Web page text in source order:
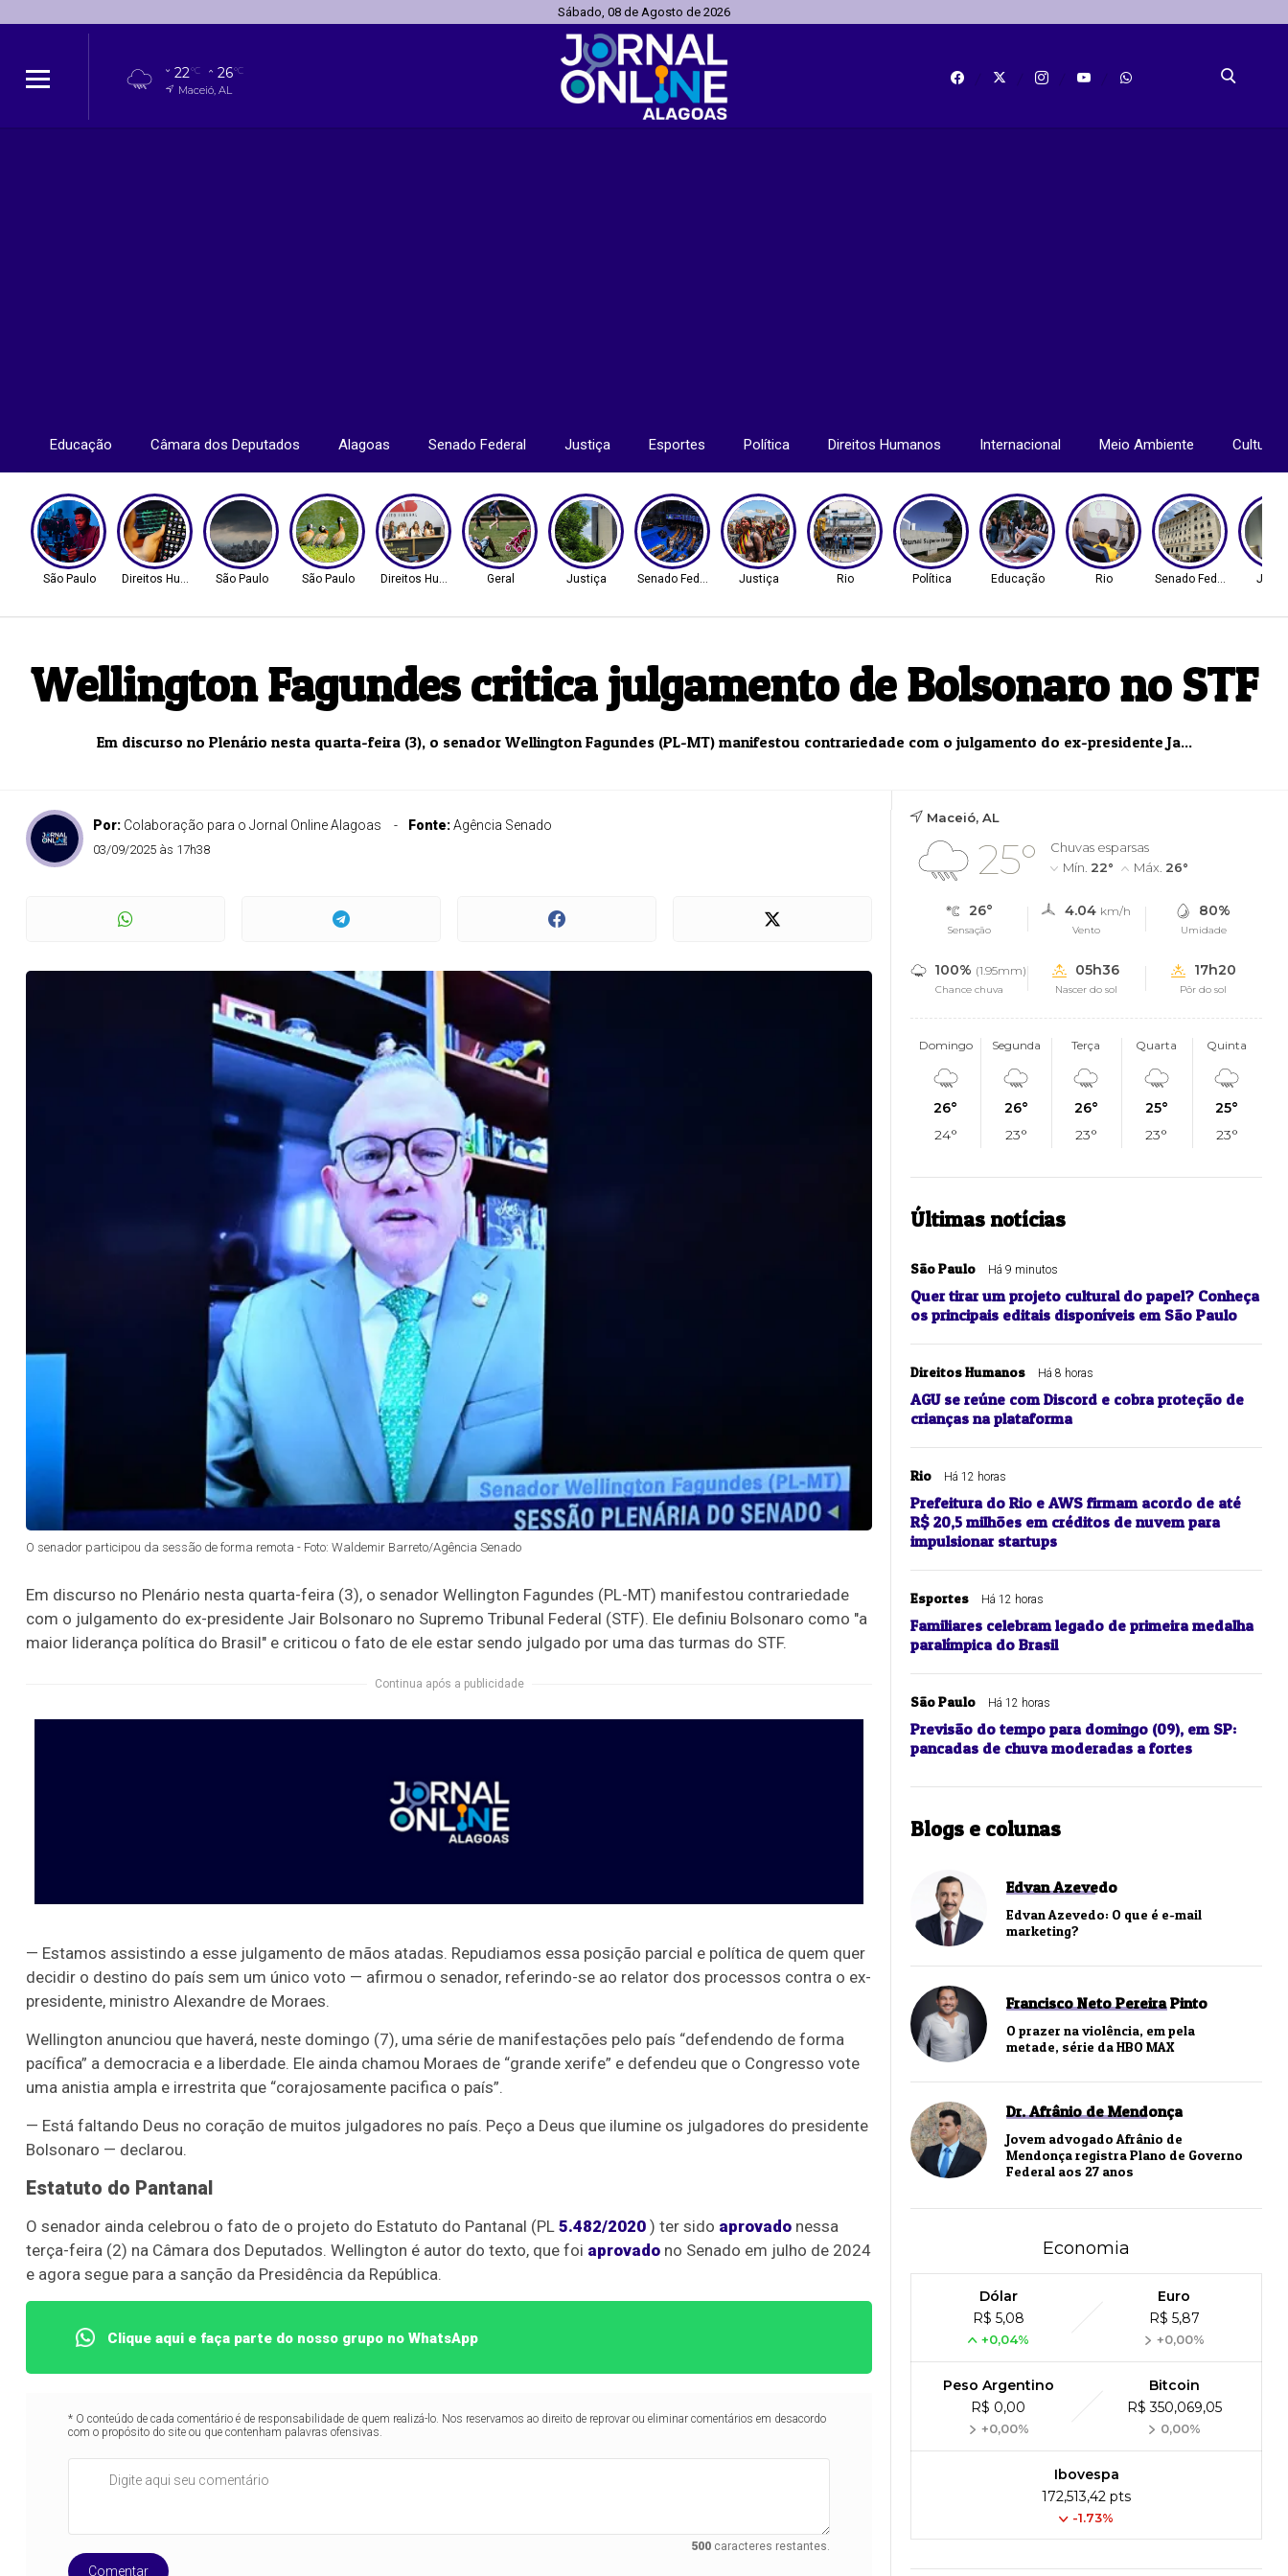
Sábado, 08 de Agosto de 2026
22°C 26°C
Maceió, AL
Educação Câmara dos Deputados Alagoas Senado Federal Justiça Esportes Política Direitos Humanos Internacional Meio Ambiente Cultura
São Paulo Direitos HumanosSão Paulo São Paulo Direitos Humanos Geral Justiça Senado Federal Justiça Rio Política Educação Rio Senado Federal
Wellington Fagundes critica julgamento de Bolsonaro no STF
Em discurso no Plenário nesta quarta-feira (3), o senador Wellington Fagundes (PL-MT) manifestou contrariedade com o julgamento do ex-presidente Ja...
Por: Colaboração para o Jornal Online Alagoas Fonte:Agência Senado
03/09/2025 às 17h38
O senador participou da sessão de forma remota - Foto: Waldemir Barreto/Agência Senado
Em discurso no Plenário nesta quarta-feira (3), o senador Wellington Fagundes (PL-MT) manifestou contrariedade
com o julgamento do ex-presidente Jair Bolsonaro no Supremo Tribunal Federal (STF). Ele definiu Bolsonaro como "a
maior liderança política do Brasil" e criticou o fato de ele estar sendo julgado por uma das turmas do STF.
Continua após a publicidade
— Estamos assistindo a esse julgamento de mãos atadas. Repudiamos essa posição parcial e política de quem quer
decidir o destino do país sem um único voto — afirmou o senador, referindo-se ao relator dos processos contra o ex-
presidente, ministro Alexandre de Moraes.
Wellington anunciou que haverá, neste domingo (7), uma série de manifestações pelo país “defendendo de forma
pacífica” a democracia e a liberdade. Ele ainda chamou Moraes de “grande xerife” e defendeu que o Congresso vote
uma anistia ampla e irrestrita que “corajosamente pacifica o país”.
— Está faltando Deus no coração de muitos julgadores no país. Peço a Deus que ilumine os julgadores do presidente
Bolsonaro — declarou.
Estatuto do Pantanal
O senador ainda celebrou o fato de o projeto do Estatuto do Pantanal (PL 5.482/2020 ) ter sido aprovado nessa
terça-feira (2) na Câmara dos Deputados. Wellington é autor do texto, que foi aprovado no Senado em julho de 2024
e agora segue para a sanção da Presidência da República.
Clique aqui e faça parte do nosso grupo no WhatsApp
* O conteúdo de cada comentário é de responsabilidade de quem realizá-lo. Nos reservamos ao direito de reprovar ou eliminar comentários em desacordo
com o propósito do site ou que contenham palavras ofensivas.
500caracteres restantes.
Comentar
Maceió, AL
25°
Chuvas esparsas
Mín. 22° Máx. 26°
26°
Sensação
4.04 km/h
Vento
80%
Umidade
100% (1.95mm)
Chance chuva
05h36
Nascer do sol
17h20
Pôr do sol
Domingo
26°
24°
Segunda
26°
23°
Terça
26°
23°
Quarta
25°
23°
Quinta
25°
23°
Últimas notícias
São Paulo Há 9 minutos
Quer tirar um projeto cultural do papel? Conheça
os principais editais disponíveis em São Paulo
Direitos Humanos Há 8 horas
AGU se reúne com Discord e cobra proteção de
crianças na plataforma
Rio Há 12 horas
Prefeitura do Rio e AWS firmam acordo de até
R$ 20,5 milhões em créditos de nuvem para
impulsionar startups
Esportes Há 12 horas
Familiares celebram legado de primeira medalha
paralímpica do Brasil
São Paulo Há 12 horas
Previsão do tempo para domingo (09), em SP:
pancadas de chuva moderadas a fortes
Blogs e colunas
Edvan Azevedo
Edvan Azevedo: O que é e-mail
marketing?
Francisco Neto Pereira Pinto
O prazer na violência, em pela
metade, série da HBO MAX
Dr. Afrânio de Mendonça
Jovem advogado Afrânio de
Mendonça registra Plano de Governo
Federal aos 27 anos
Economia
Dólar
R$ 5,08
+0,04%
Euro
R$ 5,87
+0,00%
Peso Argentino
R$ 0,00
+0,00%
Bitcoin
R$ 350,069,05
0,00%
Ibovespa
172,513,42 pts
-1.73%